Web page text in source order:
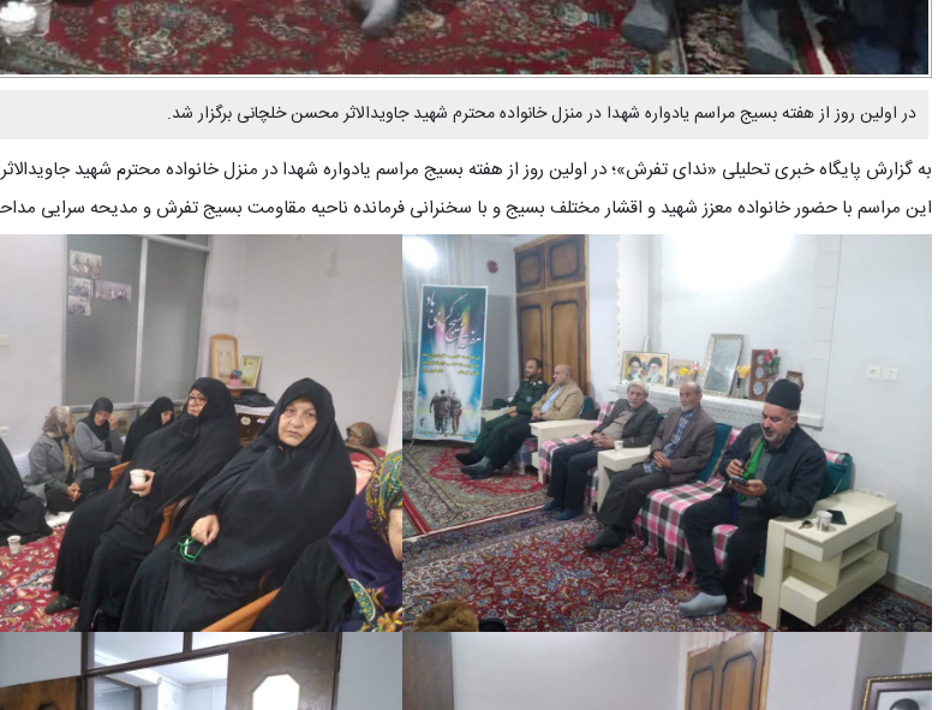
در اولین روز از هفته بسیج مراسم یادواره شهدا در منزل خانواده محترم شهید جاویدالاثر محسن خلچانی برگزار شد.
به گزارش پایگاه خبری تحلیلی «ندای تفرش»؛ در اولین روز از هفته بسیج مراسم یادواره شهدا در منزل خانواده محترم شهید
این مراسم با حضور خانواده معزز شهید و اقشار مختلف بسیج و با سخنرانی فرمانده ناحیه مقاومت بسیج تفرش و مدیحه سرایی